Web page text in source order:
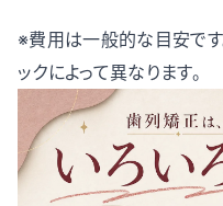
※費用は一般的な目安です
ックによって異なります。